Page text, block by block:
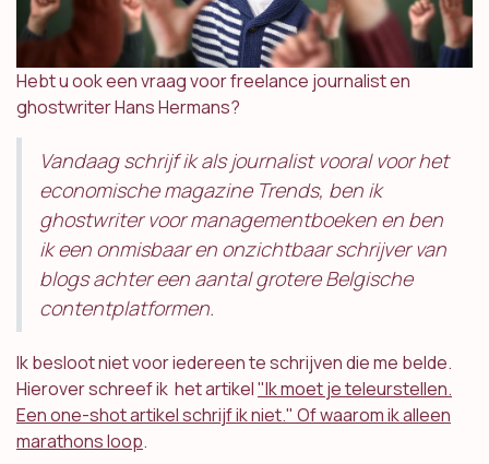
Hebt u ook een vraag voor freelance journalist en
ghostwriter Hans Hermans?
Vandaag schrijf ik als journalist vooral voor het
economische magazine Trends, ben ik
ghostwriter voor managementboeken en ben
ik een onmisbaar en onzichtbaar schrijver van
blogs achter een aantal grotere Belgische
contentplatformen.
Ik besloot niet voor iedereen te schrijven die me belde.
Hierover schreef ik het artikel​​​​​​​​​​​​​​​​​​​​​​​​​"Ik moet je teleurstellen.
Een one-shot artikel schrijf ik niet." Of waarom ik alleen
marathons loop​​​​​​​​​​​​​​​​​​​​​​​​​.